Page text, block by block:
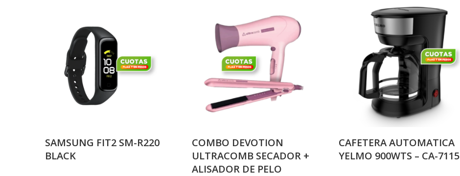
SAMSUNG FIT2 SM-R220
BLACK
COMBO DEVOTION
ULTRACOMB SECADOR +
ALISADOR DE PELO
CAFETERA AUTOMATICA
YELMO 900WTS – CA-7115